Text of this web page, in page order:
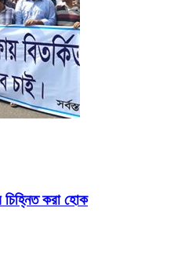
চিহ্নিত করা হোক